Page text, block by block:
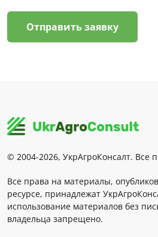
Отправить заявку
© 2004-2026, УкрАгроКонсалт.
Все права на материалы,
ресурсе, принадлежат
использование материалов без
владельца запрещено.